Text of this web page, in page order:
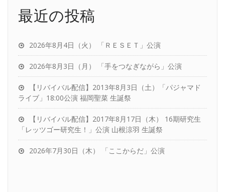
最近の投稿
2026年8月4日（火） 「ＲＥＳＥＴ」公演
2026年8月3日（月） 「手をつなぎながら」公演
【リバイバル配信】2013年8月3日（土）「パジャマド
ライブ」18:00公演 福岡聖菜 生誕祭
【リバイバル配信】2017年8月17日（木） 16期研究生
「レッツゴー研究生！」公演 山根涼羽 生誕祭
2026年7月30日（木） 「ここからだ」公演